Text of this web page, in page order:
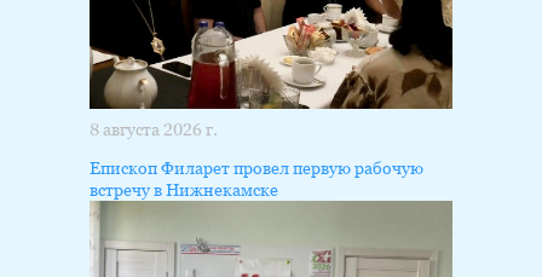
8 августа 2026 г.
Епископ Филарет провел первую рабочую
встречу в Нижнекамске